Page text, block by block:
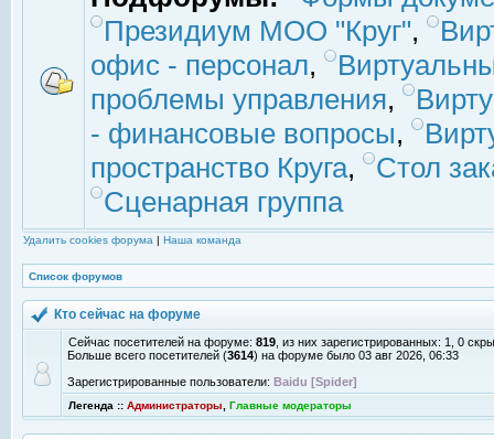
Президиум МОО "Круг",
офис - персонал,
проблемы управления,
- финансовые вопросы,
пространство Круга,
Стол
Сценарная группа
Удалить cookies форума | Наша команда
Список форумов
Кто сейчас на форуме
Сейчас посетителей на форуме: 819 , из них зарегистрированных: 1, 0
Больше всего посетителей (3614) на форуме было 03 авг 2026, 06:33
Зарегистрированные пользователи: Baidu [Spider]
Легенда :: Администраторы Главные модераторы